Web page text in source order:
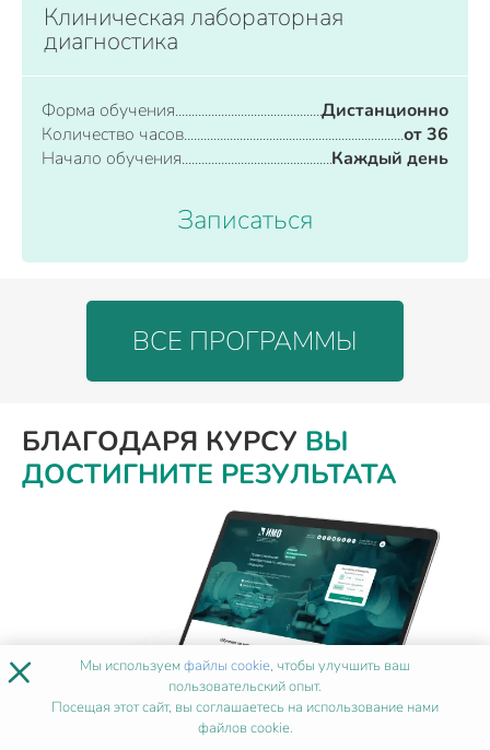
Клиническая лабораторная
диагностика
Форма обучения
Дистанционно
Количество часов
от 36
Начало обучения
Каждый день
Записаться
ВСЕ ПРОГРАММЫ
БЛАГОДАРЯ КУРСУ ВЫ
ДОСТИГНИТЕ РЕЗУЛЬТАТА
× Мы используемфайлы cookie, чтобы улучшить ваш
пользовательский опыт.
Посещая этот сайт, вы соглашаетесь на использование нами
файлов cookie.